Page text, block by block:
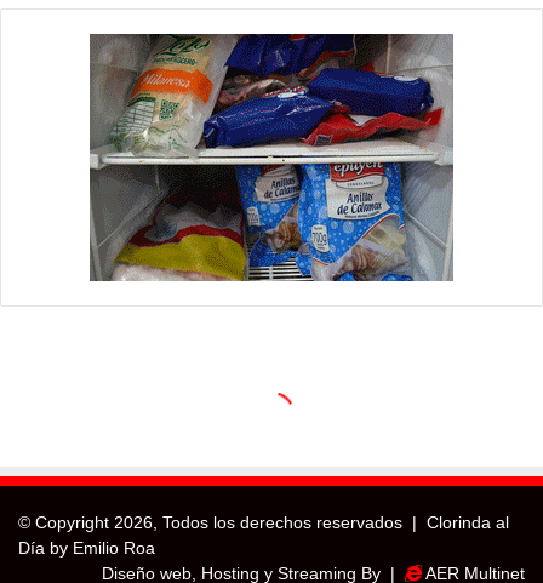
© Copyright 2026, Todos los derechos reservados | Clorinda al
Día by Emilio Roa
Diseño web, Hosting y Streaming By |
AER Multinet